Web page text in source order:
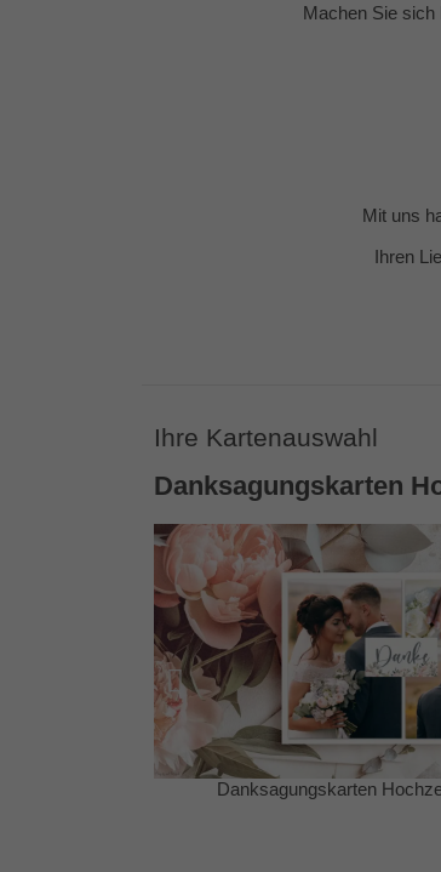
Machen Sie sich
Mit uns
Ihren
Ihre Kartenauswahl
Danksagungskarten
Hochzeit Collage